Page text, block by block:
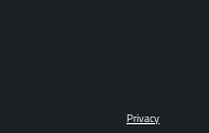
Privacy